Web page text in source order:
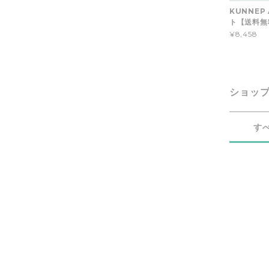
KUNNEP
ト【送料
¥8,458
ショッ
す